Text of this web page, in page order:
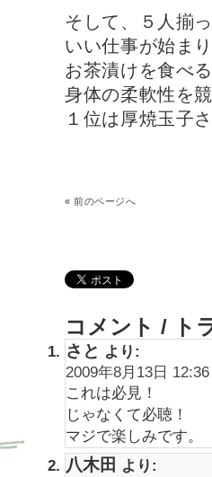
そして、５人揃
いい仕事が始ま
お茶漬けを食べ
身体の柔軟性を
１位は厚焼玉子
«前のページへ
コメント / ト
さと より:
2009年8月13日
これは必見！
じゃなくて必聴！
マジで楽しみです。
八木田 より: